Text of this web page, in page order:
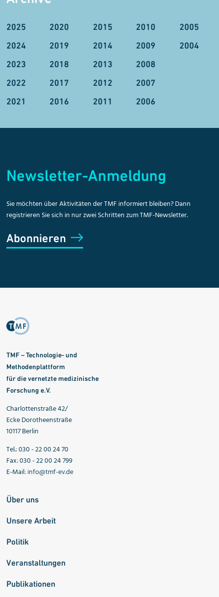
2025
2024
2023
2022
2021
2020
2019
2018
2017
2016
2015
2014
2013
2012
2011
2010
2009
2008
2007
2006
2005
2004
Newsletter-Anmeldung
Sie möchten über Aktivitäten der TMF informiert bleiben? Dann
registrieren Sie sich in nur zwei Schritten zum TMF-Newsletter.
Abonnieren
TMF – Technologie- und
Methodenplattform
für die vernetzte medizinische
Forschung e.V.
Charlottenstraße 42/
Ecke Dorotheenstraße
10117 Berlin
Tel.: 030 - 22 00 24 70
Fax: 030 - 22 00 24 799
E-Mail:info@tmf-ev.de
Über uns
Unsere Arbeit
Politik
Veranstaltungen
Publikationen